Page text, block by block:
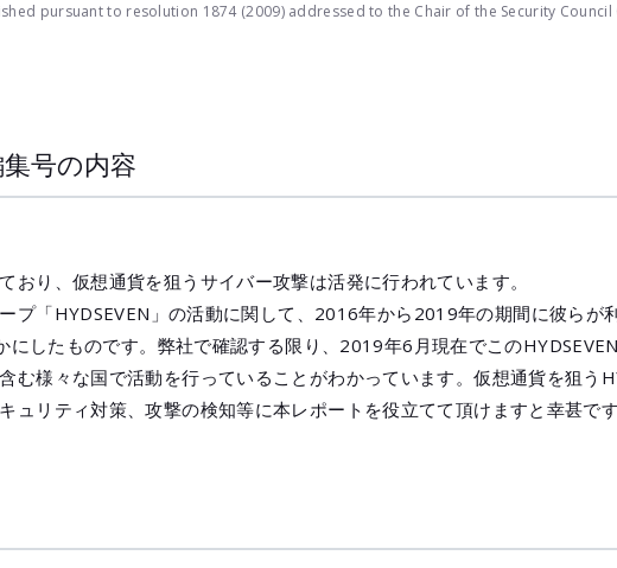
pursuant to resolution 1874 (2009) addressed to the Chair of the Security Council
号の内容
り、仮想通貨を狙うサイバー攻撃は活発に行われています。
プ「HYDSEVEN」の活動に関して、2016年から2019年の期間に彼らが
したものです。弊社で確認する限り、2019年6月現在でこの
む様々な国で活動を行っていることがわかっています。仮想通貨を狙う
リティ対策、攻撃の検知等に本レポートを役立てて頂けますと幸甚です